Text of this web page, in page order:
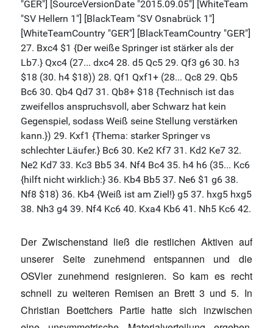
Der Zwischenstand ließ die restlichen Aktiven auf
unserer Seite zunehmend entspannen und die
OSVler zunehmend resignieren. So kam es recht
schnell zu weiteren Remisen an Brett 3 und 5. In
Christian Boettchers Partie hatte sich inzwischen